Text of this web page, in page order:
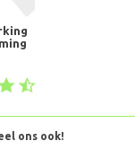
ons ook!